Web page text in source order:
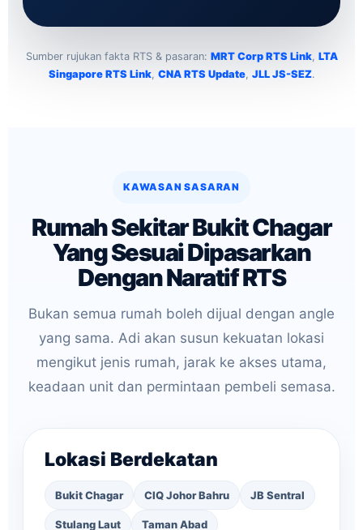
Sumber rujukan fakta RTS & pasaran: MRT Corp RTS Link, LTA
Singapore RTS Link, CNA RTS Update, JLL JS-SEZ.
KAWASAN SASARAN
Rumah Sekitar Bukit Chagar
Yang Sesuai Dipasarkan
Dengan Naratif RTS
Bukan semua rumah boleh dijual dengan angle
yang sama. Adi akan susun kekuatan lokasi
mengikut jenis rumah, jarak ke akses utama,
keadaan unit dan permintaan pembeli semasa.
Lokasi Berdekatan
Bukit Chagar CIQ Johor Bahru JB Sentral
Stulang Laut Taman Abad